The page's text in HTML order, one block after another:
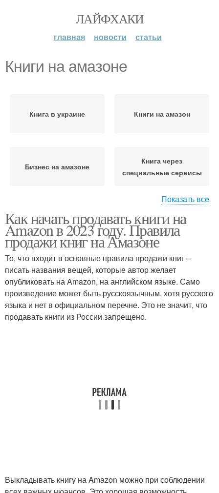
ЛАЙФХАКИ
главная новости статьи
Книги на амазоне
Книга в украине Книги на амазон
Бизнес на амазоне
Книга через
специальные сервисы
Электронная книга Детские книги
Показать все
Как начать продавать книги на
Amazon в 2023 году. Правила
продажи книг на Амазоне
То, что входит в основные правила продажи книг –
писать названия вещей, которые автор желает
опубликовать на Amazon, на английском языке. Само
произведение может быть русскоязычным, хотя русского
языка и нет в официальном перечне. Это не значит, что
продавать книги из России запрещено.
Выкладывать книгу на Amazon можно при соблюдении